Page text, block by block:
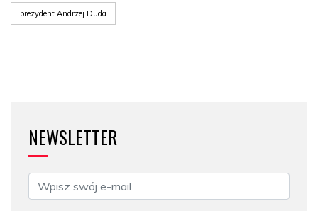
prezydent Andrzej Duda
NEWSLETTER